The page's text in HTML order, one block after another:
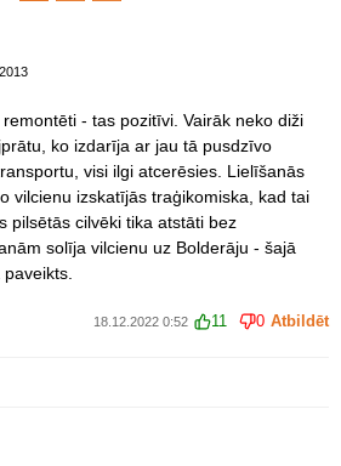
- tas pozitīvi. Vairāk neko diži
ko izdarīja ar jau tā pusdzīvo
visi ilgi atcerēsies. Lielīšanās
vilcienu izskatījās traģikomiska, kad tai
pilsētās cilvēki tika atstāti bez
solīja vilcienu uz Bolderāju - šajā
18.12.2022 0:52 11 0 Atbildēt